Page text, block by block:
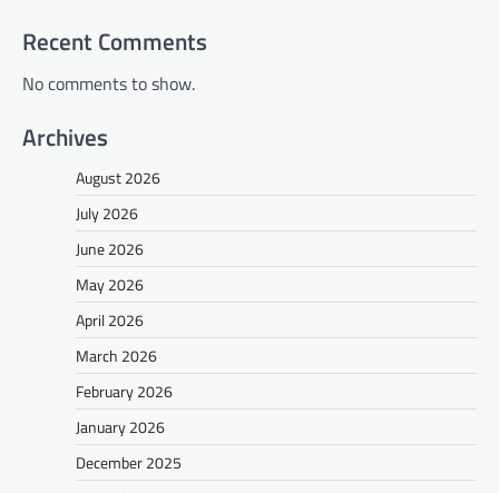
Recent Comments
No comments to show.
Archives
August 2026
July 2026
June 2026
May 2026
April 2026
March 2026
February 2026
January 2026
December 2025